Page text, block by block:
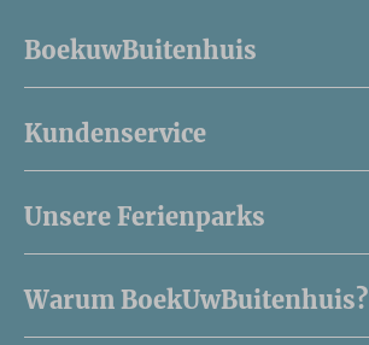
BoekuwBuitenhuis
Kundenservice
Unsere Ferienparks
Warum BoekUwBuitenhuis?